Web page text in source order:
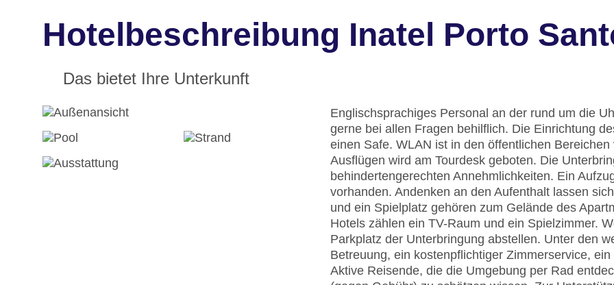
Hotelbeschreibung Inatel Porto
Das bietet Ihre Unterkunft
Englischsprachiges Personal an der rund um die
gerne bei allen Fragen behilflich. Die Einrichtung
einen Safe. WLAN ist in den öffentlichen
Ausflügen wird am Tourdesk geboten. Die
behindertengerechten Annehmlichkeiten. Ein
vorhanden. Andenken an den Aufenthalt lassen
und ein Spielplatz gehören zum Gelände des
Hotels zählen ein TV-Raum und ein Spielzimmer.
Parkplatz der Unterbringung abstellen. Unter den
Betreuung, ein kostenpflichtiger Zimmerservice,
Aktive Reisende, die die Umgebung per Rad